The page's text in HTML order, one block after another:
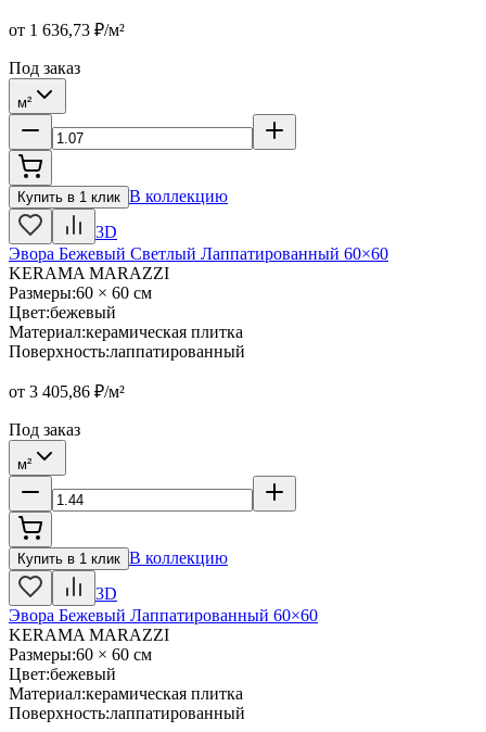
от 1 636,73 ₽/м²
Под заказ
м²
Купить в 1 клик В коллекцию
3D
Эвора Бежевый Светлый Лаппатированный 60×60
KERAMA MARAZZI
Размеры:60 × 60 см
Цвет:бежевый
Материал:керамическая плитка
Поверхность:лаппатированный
от 3 405,86 ₽/м²
Под заказ
м²
Купить в 1 клик В коллекцию
3D
Эвора Бежевый Лаппатированный 60×60
KERAMA MARAZZI
Размеры:60 × 60 см
Цвет:бежевый
Материал:керамическая плитка
Поверхность:лаппатированный